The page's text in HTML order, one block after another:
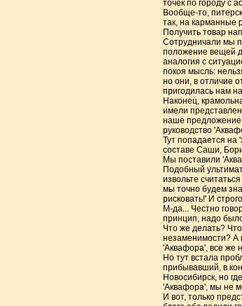
точек по городу с
Вообще-то,
так, на карманные
Получить товар
Сотрудничали мы
положение вещей
аналогия с
покоя мысль:
но они, в отличие
пригодилась нам
Наконец,
имели
наше предложение
руководство
Тут попадается на
составе Саши,
Мы поставили
Подобный
извольте
мы точно будем
рисковать!' И
М-да... Честно
принцип, надо
Что же делать?
незаменимости? А
'Аквафора', все же
Но тут встала
прибывавший, в
Новосибирск, но
'Аквафора', мы не
И вот, только